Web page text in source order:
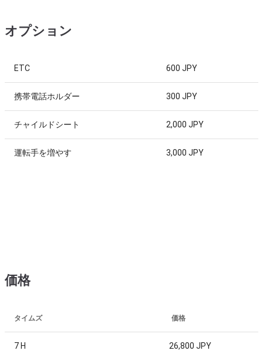
オプション
ETC 600 JPY
携帯電話ホルダー 300 JPY
チャイルドシート 2,000 JPY
運転手を増やす 3,000 JPY
価格
タイムズ 価格
7 H 26,800 JPY